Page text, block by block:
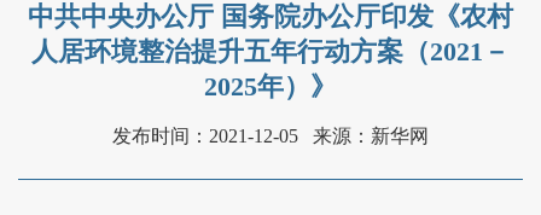
中共中央办公厅 国务院办公厅印发《农村
人居环境整治提升五年行动方案（2021－
2025年）》
发布时间：2021-12-05 来源：新华网